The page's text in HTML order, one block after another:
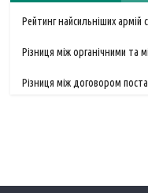
Рейтинг найсильніших армій
Різниця між органічними та
Різниця між договором